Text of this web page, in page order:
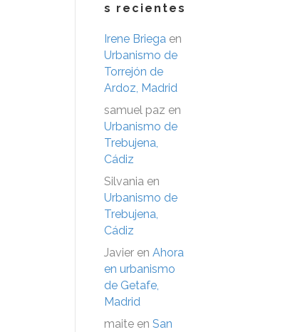
s recientes
Irene Briega en
Urbanismo de
Torrejón de
Ardoz, Madrid
samuel paz en
Urbanismo de
Trebujena,
Cádiz
Silvania en
Urbanismo de
Trebujena,
Cádiz
Javier en Ahora
en urbanismo
de Getafe,
Madrid
maite en San